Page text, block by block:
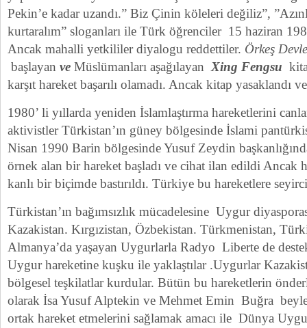
Pekin’e kadar uzandı.” Biz Çinin köleleri değiliz”,
kurtaralım” sloganları ile Türk öğrenciler 15 haziran
Ancak mahalli yetkililer diyalogu reddettiler. Örkeş
başlayan ve Müslümanları aşağılayan Xing Fengsu
karşıt hareket başarılı olamadı. Ancak kitap yasaklandı
1980’ li yıllarda yeniden İslamlaştırma hareketlerini
aktivistler Türkistan’ın güney bölgesinde İslami
Nisan 1990 Barin bölgesinde Yusuf Zeydin
örnek alan bir hareket başladı ve cihat ilan edildi Ancak
kanlı bir biçimde bastırıldı. Türkiye bu hareketlere
Türkistan’ın bağımsızlık mücadelesine Uygur
Kazakistan. Kırgızistan, Özbekistan. Türkmenistan,
Almanya’da yaşayan Uygurlarla Radyo Liberte de
Uygur hareketine kuşku ile yaklaştılar .Uygurlar
bölgesel teşkilatlar kurdular. Bütün bu hareketlerin
olarak İsa Yusuf Alptekin ve Mehmet Emin Buğra
ortak hareket etmelerini sağlamak amacı ile Dünya